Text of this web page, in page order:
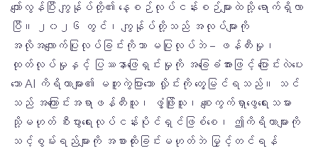
ကျော်လွန်ပြီး ကျွန်ုပ်တို့၏ နေ့စဉ်လုပ်ငန်းစဉ်များထဲသို့ ရောက်ရှိလာ
ပြီ။ ၂၀၂၆ တွင်၊ ကျွန်ုပ်တို့သည် အလုပ်များကို
အလိုအလျောက်ပြုလုပ်ခြင်းကိုသာ မပြုလုပ်ဘဲ – ဖန်တီးမှု၊
ထုတ်လုပ်မှုနှင့် ပြဿနာဖြေရှင်းမှုကို အခြေခံအားဖြင့် ပြောင်းလဲပေး
သော AI ကိရိယာများ၏ မတူကွဲပြားသော လှိုင်းကို တွေ့မြင်ရသည်။ သင်
သည် အကြောင်းအရာဖန်တီးသူ၊ ဖွံ့ဖြိုးသူ၊ စျေးကွက်ရှာဖွေရေးသမား
သို့မဟုတ် စီးပွားရေးလုပ်ငန်းပိုင်ရှင်ဖြစ်စေ၊ ဤကိရိယာများကို
သင့်စွမ်းရည်များကို အစားထိုးခြင်းမဟုတ်ဘဲ မြှင့်တင်ရန်